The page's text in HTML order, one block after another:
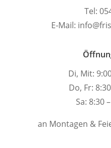
Tel:
E-Mail:
Di, Mit:
Do, Fr:
Sa: 8:30
an Montagen &